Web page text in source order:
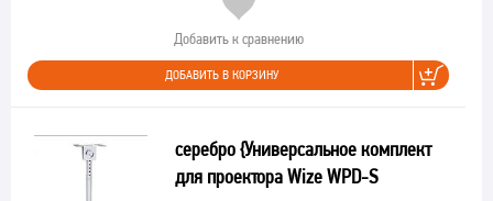
Добавить к сравнению
ДОБАВИТЬ В КОРЗИНУ
серебро {Универсальное комплект
для проектора Wize WPD-S